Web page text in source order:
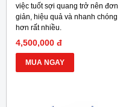
việc tuốt sợi quang trở nên đơn
giản, hiệu quả và nhanh chóng
hơn rất nhiều.
4,500,000 đ
MUA NGAY